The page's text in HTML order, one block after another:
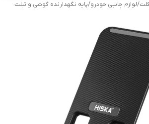
/لوازم جانبی خودرو/پایه نگهدارنده گوشی و تبلت